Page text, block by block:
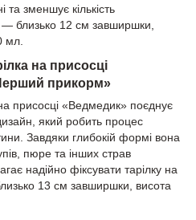
та зменшує кількість
— близько 12 см завширшки,
мл.
на присосці
прикорм»
присосці «Ведмедик» поєднує
який робить процес
Завдяки глибокій формі вона
пюре та інших страв
надійно фіксувати тарілку на
13 см завширшки, висота